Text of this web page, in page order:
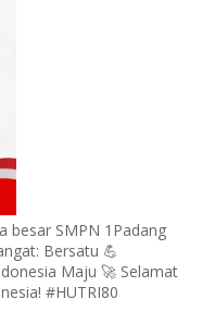
besar SMPN 1Padang
Bersatu 💪
Maju 🚀 Selamat
#HUTRI80